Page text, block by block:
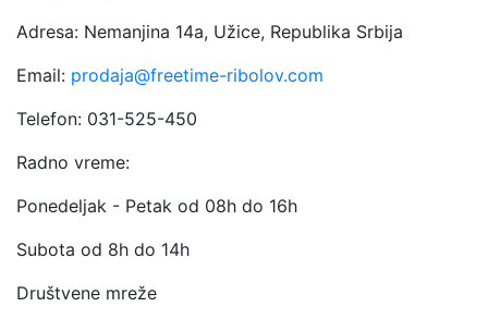
Adresa: Nemanjina 14a, Užice, Republika Srbija
Email: prodaja@freetime-ribolov.com
Telefon: 031-525-450
Radno vreme:
Ponedeljak - Petak od 08h do 16h
Subota od 8h do 14h
Društvene mreže